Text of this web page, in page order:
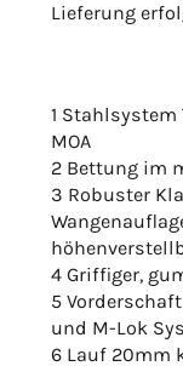
Lieferung
1
MOA
2 Bettung im
3 Robuster
4 Griffiger,
5
und M-Lok
6 Lauf 20mm